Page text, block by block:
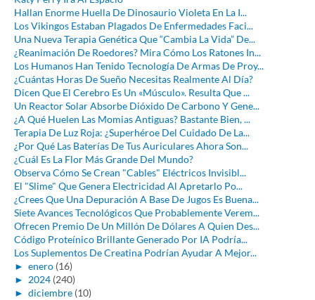
Hallan Enorme Huella De Dinosaurio Violeta En La I...
Los Vikingos Estaban Plagados De Enfermedades Faci...
Una Nueva Terapia Genética Que “Cambia La Vida” De...
¿Reanimación De Roedores? Mira Cómo Los Ratones In...
Los Humanos Han Tenido Tecnología De Armas De Proy...
¿Cuántas Horas De Sueño Necesitas Realmente Al Día?
Dicen Que El Cerebro Es Un «Músculo». Resulta Que ...
Un Reactor Solar Absorbe Dióxido De Carbono Y Gene...
¿A Qué Huelen Las Momias Antiguas? Bastante Bien, ...
Terapia De Luz Roja: ¿Superhéroe Del Cuidado De La...
¿Por Qué Las Baterías De Tus Auriculares Ahora Son...
¿Cuál Es La Flor Más Grande Del Mundo?
Observa Cómo Se Crean "Cables" Eléctricos Invisibl...
El "Slime" Que Genera Electricidad Al Apretarlo Po...
¿Crees Que Una Depuración A Base De Jugos Es Buena...
Siete Avances Tecnológicos Que Probablemente Verem...
Ofrecen Premio De Un Millón De Dólares A Quien Des...
Código Proteínico Brillante Generado Por IA Podría...
Los Suplementos De Creatina Podrían Ayudar A Mejor...
► enero (16)
► 2024 (240)
► diciembre (10)